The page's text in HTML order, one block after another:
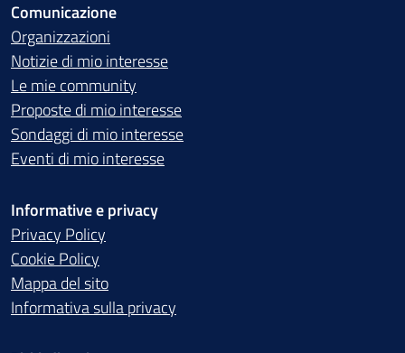
Comunicazione
Organizzazioni
Notizie di mio interesse
Le mie community
Proposte di mio interesse
Sondaggi di mio interesse
Eventi di mio interesse
Informative e privacy
Privacy Policy
Cookie Policy
Mappa del sito
Informativa sulla privacy